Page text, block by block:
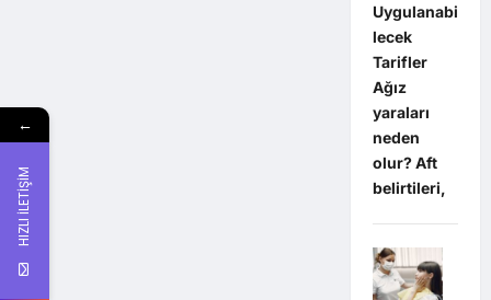
Uygulanabi
lecek
Tarifler
Ağız
yaraları
neden
olur? Aft
belirtileri,
←
HIZLI İLETİŞİM